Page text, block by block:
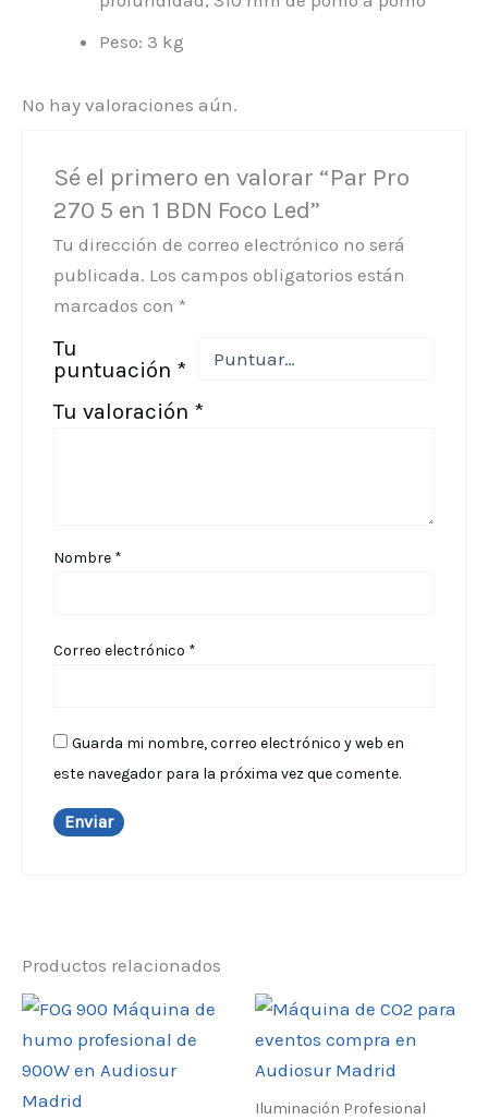
Peso: 3 kg
No hay valoraciones aún.
Sé el primero en valorar “Par Pro
270 5 en 1 BDN Foco Led”
Tu dirección de correo electrónico no será
publicada. Los campos obligatorios están
marcados con *
Tu
puntuación *
Tu valoración *
Nombre *
Correo electrónico *
Guarda mi nombre, correo electrónico y web en
este navegador para la próxima vez que comente.
Productos relacionados
Iluminación Profesional